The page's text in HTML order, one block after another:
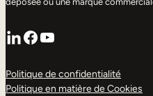
LinkedIn
Facebook
YouTube
Politique de confidentialité
Politique en matière de Cookies